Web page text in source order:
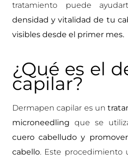
tratamiento puede
densidad y vitalidad de tu
visibles desde el primer mes.
¿Qué es el
capilar?
Dermapen capilar es un
microneedling que se
cuero cabelludo y
cabello. Este procedimiento